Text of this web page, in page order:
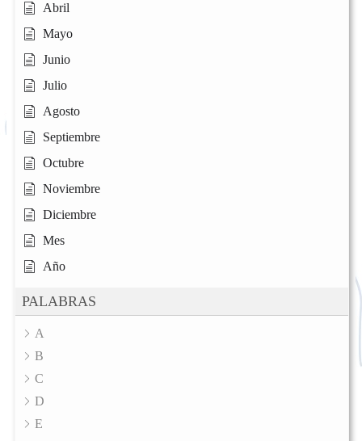
Abril
Mayo
Junio
Julio
Agosto
Septiembre
Octubre
Noviembre
Diciembre
Mes
Año
PALABRAS
A
B
C
D
E